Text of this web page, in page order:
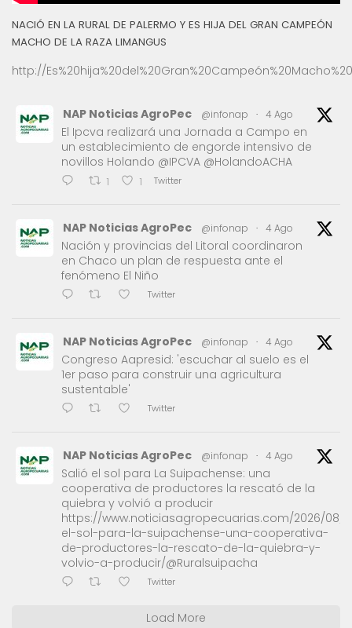
NACIÓ EN LA RURAL DE PALERMO Y ES HIJA DEL GRAN CAMPEÓN
MACHO DE LA RAZA LIMANGUS
http://
NAP Noticias AgroPec @infonap · 4 Ago
El Ipcva realizará una Jornada a Campo en
un establecimiento de engorde intensivo de
novillos Holando @IPCVA @HolandoACHA
1 1 Twitter
NAP Noticias AgroPec @infonap · 4 Ago
Nación y provincias del Litoral coordinaron
en Chaco un plan de respuesta ante el
fenómeno El Niño
Twitter
NAP Noticias AgroPec @infonap · 4 Ago
Congreso Aapresid: 'escuchar al suelo es el
1er paso para construir una agricultura
sustentable'
Twitter
NAP Noticias AgroPec @infonap · 4 Ago
Salió el sol para La Suipachense: una
cooperativa de productores la rescató de la
quiebra y volvió a producir
https://www.noticiasagropecuarias.com/2026/08/
el-sol-para-la-suipachense-una-cooperativa-
de-productores-la-rescato-de-la-quiebra-y-
volvio-a-producir/@Ruralsuipacha
Twitter
Load More